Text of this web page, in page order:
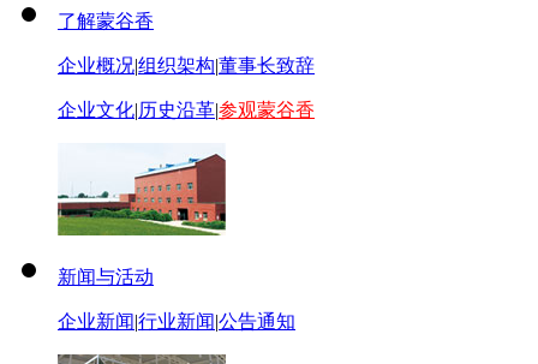
了解蒙谷香
企业概况|组织架构|董事长致辞
企业文化|历史沿革|参观蒙谷香
新闻与活动
企业新闻|行业新闻|公告通知